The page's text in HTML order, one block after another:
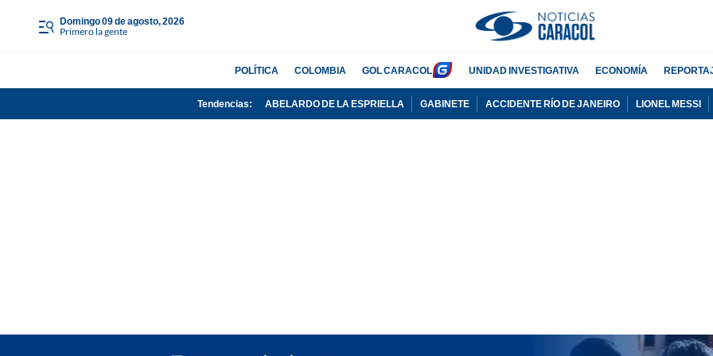
domingo 09 de agosto, 2026
Primero la gente
POLÍTICA COLOMBIA GOL CARACOL UNIDAD INVESTIGATIVA ECONOMÍA
Tendencias: ABELARDO DE LA ESPRIELLA GABINETE ACCIDENTE RÍO DE JANEIRO LIONEL MESSI